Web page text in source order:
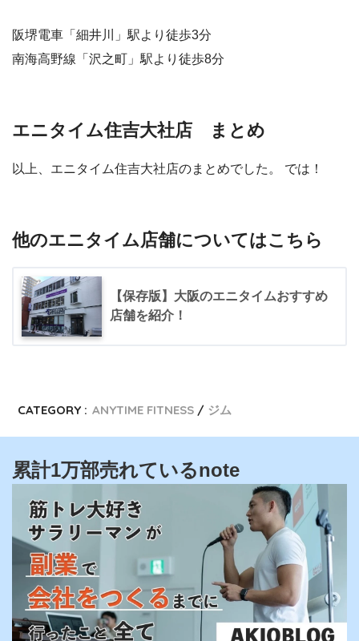
阪堺電車「細井川」駅より徒歩3分
南海高野線「沢之町」駅より徒歩8分
エニタイム住吉大社店 まとめ
以上、エニタイム住吉大社店のまとめでした。 では！
他のエニタイム店舗についてはこちら
【保存版】大阪のエニタイムおすすめ
店舗を紹介！
CATEGORY : ANYTIME FITNESS ジム
累計1万部売れているnote